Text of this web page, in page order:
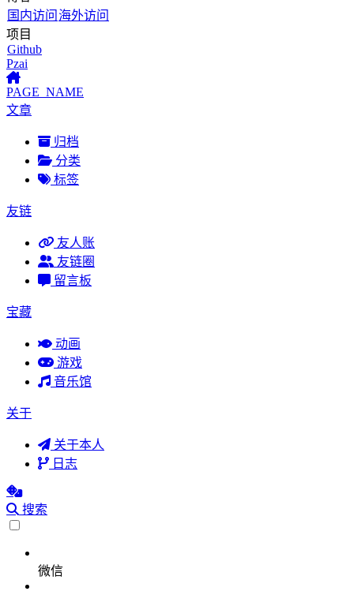
国内访问 海外访问
项目
Github
Pzai
PAGE_NAME
文章
归档
分类
标签
友链
友人账
友链圈
留言板
宝藏
动画
游戏
音乐馆
关于
关于本人
日志
搜索
微信